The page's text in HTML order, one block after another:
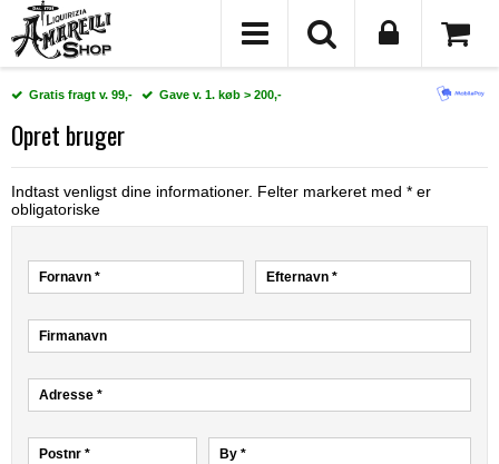
Gratis fragt v. 99,- Gave v. 1. køb > 200,-
Opret bruger
Indtast venligst dine informationer. Felter markeret med * er
obligatoriske
Fornavn * Efternavn *
Firmanavn
Adresse *
Postnr * By*